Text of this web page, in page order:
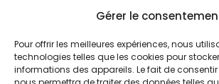
Gérer le
Pour offrir les meilleures expériences, nous
technologies telles que les cookies pour
informations des appareils. Le fait de